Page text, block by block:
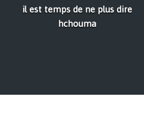
il est temps de ne plus dire
hchouma